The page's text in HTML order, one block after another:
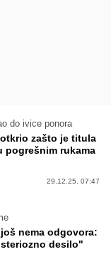
do ivice ponora
zašto je titula
pogrešnim rukama
29.12.25. 07:47
nema odgovora:
desilo"